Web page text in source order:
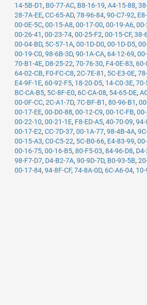
14-5B-D1 , B0-77-AC, B8-16-19, A4-15-88,
28-7A-EE, CC-65-AD, 78-96-84, 90-C7-92,
00-0E-5C, 00-15-A8, 00-17-00, 00-19-A6,
00-26-41 , 00-23-74, 00-25-F2, 00-15-CF, 38-
00-04-BD, 5C-57-1A, 00-1D-D0, 00-1D-D5,
00-19-C0, 98-6B-3D, 90-1A-CA, 64-12-69,
70-B1-4E, D8-25-22, 70-76-30, F4-0E-83, 60-
64-02-CB, F0-FC-C8, 2C-7E-81 , 5C-E3-0E,
E4-9F-1E, 60-92-F5, 18-20-D5, 14-C0-3E, 70-
BC-CA-B5, 5C-8F-E0, 6C-CA-08, 54-65-DE,
00-0F-CC, 2C-A1-7D, 7C-BF-B1 , 80-96-B1 ,
00-17-EE, 00-D0-88, 00-12-C9, 00-1C-FB,
00-22-10, 00-21-1E, F8-ED-A5, 40-70-09, 94-
00-17-E2, CC-7D-37, 00-1A-77, 98-4B-4A,
00-15-A3, C0-C5-22, 5C-B0-66, E4-83-99,
00-16-75, 00-16-B5, 80-F5-03, 84-96-D8,
98-F7-D7, D4-B2-7A, 90-9D-7D, B0-93-5B,
00-17-84, 94-8F-CF, 74-8A-0D, 6C-A6-04,